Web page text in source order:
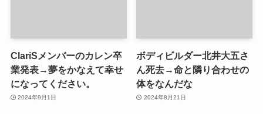
ClariSメンバーのカレン卒
業発表→夢をかなえて幸せ
になってください。
2024年9月1日
ボディビルダー北井大五さ
ん死去→命と隣り合わせの
体をなんだな
2024年8月21日